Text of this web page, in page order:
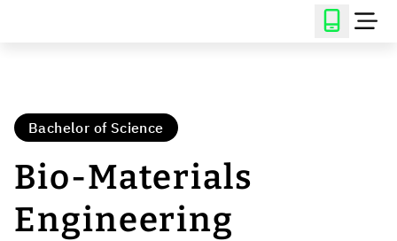
Bachelor of Science
Bio-Materials
Engineering